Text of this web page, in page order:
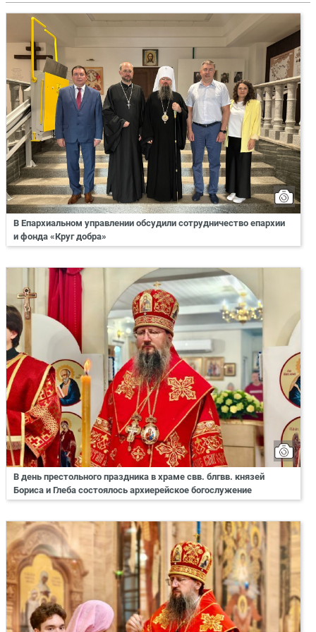
В Епархиальном управлении обсудили сотрудничество епархии
и фонда «Круг добра»
В день престольного праздника в храме свв. блгвв. князей
Бориса и Глеба состоялось архиерейское богослужение